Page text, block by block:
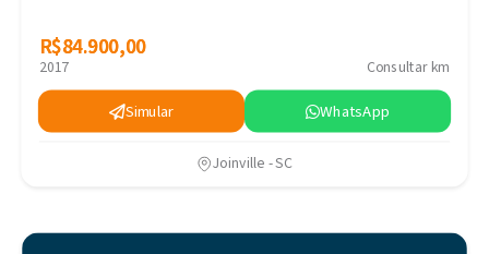
R$84.900,00
R$84.900,00
2017 Consultar km
Simular WhatsApp
Joinville - SC